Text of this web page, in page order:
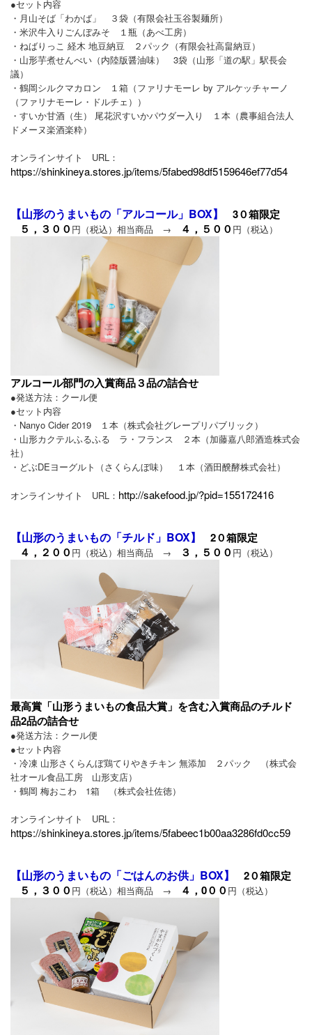
●セット内容
・月山そば「わかば」 ３袋（有限会社玉谷製麺所）
・米沢牛入りごんぼみそ １瓶（あべ工房）
・ねばりっこ 経木 地豆納豆 ２パック（有限会社高畠納豆）
・山形芋煮せんべい（内陸版醤油味） 3袋（山形「道の駅」駅長会
議）
・鶴岡シルクマカロン １箱（ファリナモーレ by アルケッチャーノ
（ファリナモーレ・ドルチェ））
・すいか甘酒（生） 尾花沢すいかパウダー入り １本（農事組合法人
ドメーヌ楽酒楽粋）
オンラインサイト URL：
https://shinkineya.stores.jp/items/5fabed98df5159646ef77d54
【山形のうまいもの「アルコール」BOX】
3０箱限定
５，３００ 円（税込）相当商品 → ４，５００ 円（税込）
アルコール部門の入賞商品３品の詰合せ
●発送方法：クール便
●セット内容
・Nanyo Cider 2019 １本（株式会社グレープリパブリック）
・山形カクテルふるふる ラ・フランス ２本（加藤嘉八郎酒造株式会
社）
・どぶDEヨーグルト（さくらんぼ味） １本（酒田醗酵株式会社）
オンラインサイト URL： http://sakefood.jp/?pid=155172416
【山形のうまいもの「チルド」BOX】
2０箱限定
４，２００ 円（税込）相当商品 → ３，５００ 円（税込）
最高賞「山形うまいもの食品大賞」を含む入賞商品のチルド
品2品の詰合せ
●発送方法：クール便
●セット内容
・冷凍 山形さくらんぼ鶏てりやきチキン 無添加 ２パック （株式会
社オール食品工房 山形支店）
・鶴岡 梅おこわ 1箱 （株式会社佐徳）
オンラインサイト URL：
https://shinkineya.stores.jp/items/5fabeec1b00aa3286fd0cc59
【山形のうまいもの「ごはんのお供」BOX】
2０箱限定
５，３００ 円（税込）相当商品 → ４，0００ 円（税込）